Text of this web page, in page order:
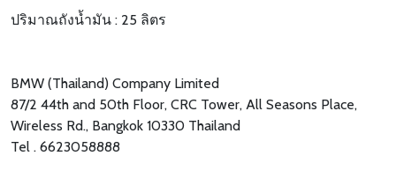
ปริมาณถังน้ำมัน : 25 ลิตร
BMW (Thailand) Company Limited
87/2 44th and 50th Floor, CRC Tower, All Seasons Place,
Wireless Rd., Bangkok 10330 Thailand
Tel . 6623058888